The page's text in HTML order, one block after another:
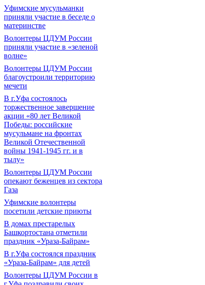
Уфимские мусульманки
приняли участие в беседе о
материнстве
Волонтеры ЦДУМ России
приняли участие в «зеленой
волне»
Волонтеры ЦДУМ России
благоустроили территорию
мечети
В г.Уфа состоялось
торжественное завершение
акции «80 лет Великой
Победы: российские
мусульмане на фронтах
Великой Отечественной
войны 1941-1945 гг. и в
тылу»
Волонтеры ЦДУМ России
опекают беженцев из сектора
Газа
Уфимские волонтеры
посетили детские приюты
В домах престарелых
Башкортостана отметили
праздник «Ураза-Байрам»
В г.Уфа состоялся праздник
«Ураза-Байрам» для детей
Волонтеры ЦДУМ России в